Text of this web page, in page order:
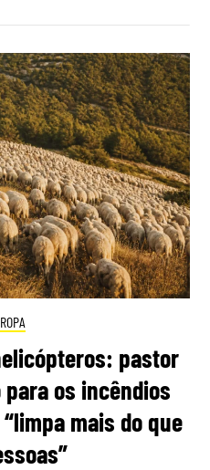
pastor
os incêndios
mais do que